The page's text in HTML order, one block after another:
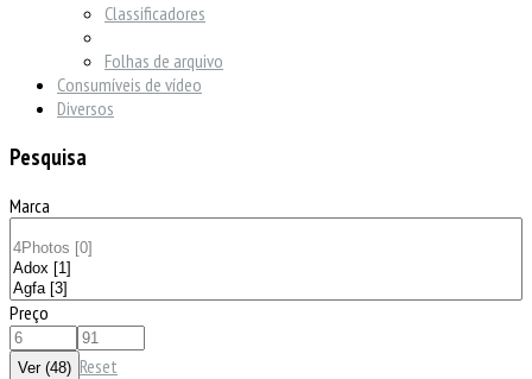
Classificadores
Folhas de arquivo
Consumíveis de vídeo
Diversos
Pesquisa
Marca
Preço
Reset